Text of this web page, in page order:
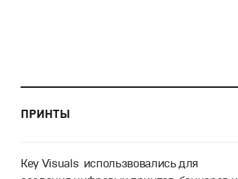
ПРИНТЫ
Key Visuals использвовались для